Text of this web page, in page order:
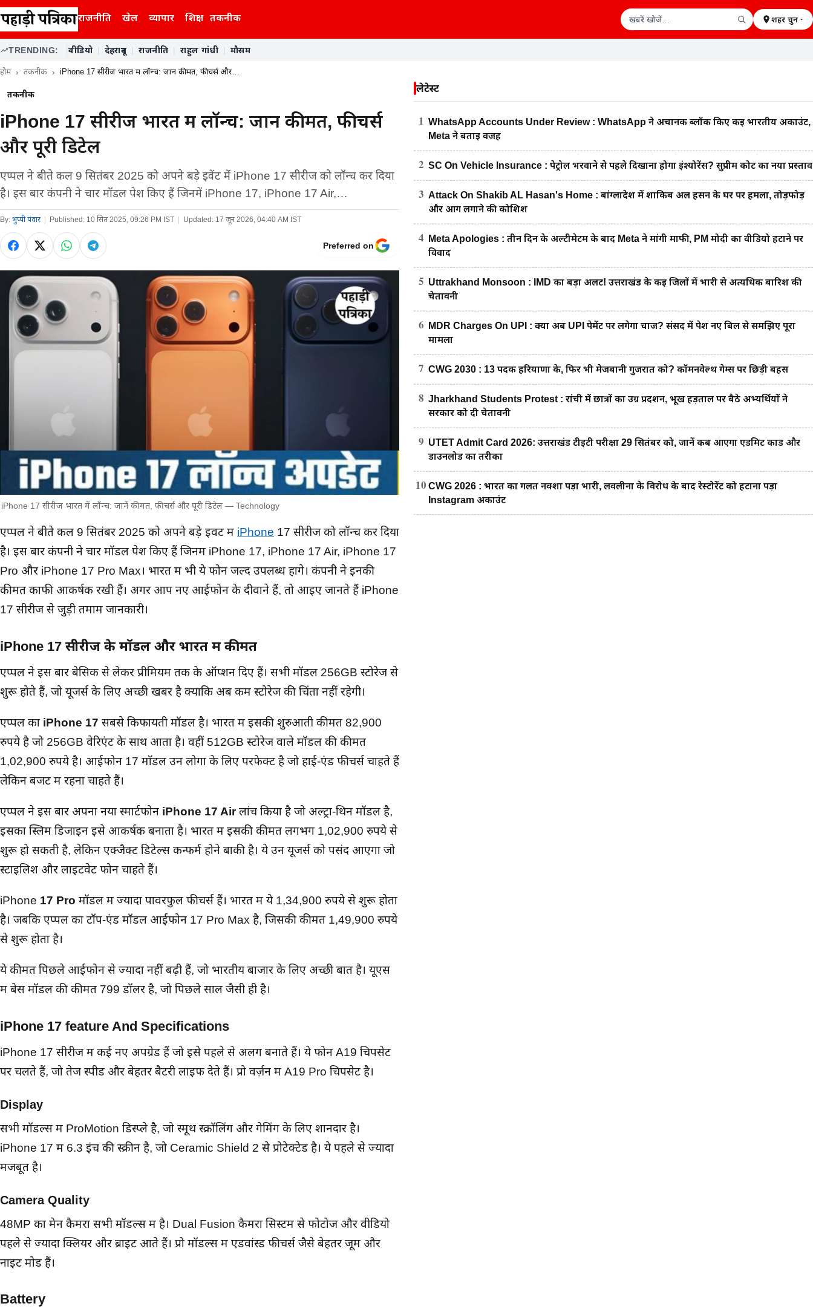
राजनीति खेल व्यापार शिक्षा
तकनीक
शहर चुनें
TRENDING: वीडियो | देहरादून | राजनीति | राहुल गांधी | मौसम
होम तकनीक iPhone 17 सीरीज भारत में लॉन्च: जानें कीमत, फीचर्स और…
तकनीक
iPhone 17 सीरीज भारत में लॉन्च: जानें कीमत, फीचर्स
और पूरी डिटेल
एप्पल ने बीते कल 9 सितंबर 2025 को अपने बड़े इवेंट में iPhone 17 सीरीज को लॉन्च कर दिया
है। इस बार कंपनी ने चार मॉडल पेश किए हैं जिनमें iPhone 17, iPhone 17 Air,…
By: भुप्पी पंवार Published: 10 सित 2025, 09:26 PM IST Updated: 17 जून 2026, 04:40 AM IST
Preferred on
iPhone 17 सीरीज भारत में लॉन्च: जानें कीमत, फीचर्स और पूरी डिटेल — Technology
मुख्य समाचार
एप्पल ने बीते कल 9 सितंबर 2025 को अपने बड़े इवेंट में iPhone 17 सीरीज को लॉन्च कर दिया
है। इस बार कंपनी ने चार मॉडल पेश किए हैं जिनमें iPhone 17, iPhone 17 Air, iPhone 17
Pro और iPhone 17 Pro Max। भारत में भी ये फोन जल्द उपलब्ध होंगे। कंपनी ने इनकी
कीमतें काफी आकर्षक रखी हैं। अगर आप नए आईफोन के दीवाने हैं, तो आइए जानते हैं iPhone
17 सीरीज से जुड़ी तमाम जानकारी।
iPhone 17 सीरीज के मॉडल और भारत में कीमतें
एप्पल ने इस बार बेसिक से लेकर प्रीमियम तक के ऑप्शन दिए हैं। सभी मॉडल 256GB स्टोरेज से
शुरू होते हैं, जो यूजर्स के लिए अच्छी खबर है क्योंकि अब कम स्टोरेज की चिंता नहीं रहेगी।
एप्पल का iPhone 17 सबसे किफायती मॉडल है। भारत में इसकी शुरुआती कीमत 82,900
रुपये है जो 256GB वेरिएंट के साथ आता है। वहीं 512GB स्टोरेज वाले मॉडल की कीमत
1,02,900 रुपये है। आईफोन 17 माॅडल उन लोगों के लिए परफेक्ट है जो हाई-एंड फीचर्स चाहते हैं
लेकिन बजट में रहना चाहते हैं।
एप्पल ने इस बार अपना नया स्मार्टफोन iPhone 17 Airलांच किया है जो अल्ट्रा-थिन मॉडल है,
इसका स्लिम डिजाइन इसे आकर्षक बनाता है। भारत में इसकी कीमत लगभग 1,02,900 रुपये से
शुरू हो सकती है, लेकिन एक्जैक्ट डिटेल्स कन्फर्म होने बाकी है। ये उन यूजर्स को पसंद आएगा जो
स्टाइलिश और लाइटवेट फोन चाहते हैं।
iPhone 17 Pro मॉडल में ज्यादा पावरफुल फीचर्स हैं। भारत में ये 1,34,900 रुपये से शुरू होता
है। जबकि एप्पल का टॉप-एंड मॉडल आईफोन 17 Pro Max है, जिसकी कीमत 1,49,900 रुपये
से शुरू होता है।
ये कीमतें पिछले आईफोन से ज्यादा नहीं बढ़ी हैं, जो भारतीय बाजार के लिए अच्छी बात है। यूएस
में बेस मॉडल की कीमत 799 डॉलर है, जो पिछले साल जैसी ही है।
iPhone 17 feature And Specifications
iPhone 17 सीरीज में कई नए अपग्रेड हैं जो इसे पहले से अलग बनाते हैं। ये फोन A19 चिपसेट
पर चलते हैं, जो तेज स्पीड और बेहतर बैटरी लाइफ देते हैं। प्रो वर्ज़न में A19 Pro चिपसेट है।
Display
सभी मॉडल्स में ProMotion डिस्प्ले है, जो स्मूथ स्क्रॉलिंग और गेमिंग के लिए शानदार है।
iPhone 17 में 6.3 इंच की स्क्रीन है, जो Ceramic Shield 2 से प्रोटेक्टेड है। ये पहले से ज्यादा
मजबूत है।
Camera Quality
48MP का मेन कैमरा सभी मॉडल्स में है। Dual Fusion कैमरा सिस्टम से फोटोज और वीडियो
पहले से ज्यादा क्लियर और ब्राइट आते हैं। प्रो मॉडल्स में एडवांस्ड फीचर्स जैसे बेहतर जूम और
नाइट मोड हैं।
Battery
लेटेस्ट
1 WhatsApp Accounts Under Review : WhatsApp ने अचानक ब्लॉक किए कई भारतीय अकाउंट,
Meta ने बताई वजह
2 SC On Vehicle Insurance : पेट्रोल भरवाने से पहले दिखाना होगा इंश्योरेंस? सुप्रीम कोर्ट का नया प्रस्ताव
3 Attack On Shakib AL Hasan's Home : बांग्लादेश में शाकिब अल हसन के घर पर हमला, तोड़फोड़
और आग लगाने की कोशिश
4
Meta Apologies : तीन दिन के अल्टीमेटम के बाद Meta ने मांगी माफी, PM मोदी का वीडियो हटाने पर
विवाद
5 Uttrakhand Monsoon : IMD का बड़ा अलर्ट! उत्तराखंड के कई जिलों में भारी से अत्यधिक बारिश की
चेतावनी
6
MDR Charges On UPI : क्या अब UPI पेमेंट पर लगेगा चार्ज? संसद में पेश नए बिल से समझिए पूरा
मामला
7 CWG 2030 : 13 पदक हरियाणा के, फिर भी मेजबानी गुजरात को? कॉमनवेल्थ गेम्स पर छिड़ी बहस
8 Jharkhand Students Protest : रांची में छात्रों का उग्र प्रदर्शन, भूख हड़ताल पर बैठे अभ्यर्थियों ने
सरकार को दी चेतावनी
9 UTET Admit Card 2026: उत्तराखंड टीईटी परीक्षा 29 सितंबर को, जानें कब आएगा एडमिट कार्ड और
डाउनलोड का तरीका
10 CWG 2026 : भारत का गलत नक्शा पड़ा भारी, लवलीना के विरोध के बाद रेस्टोरेंट को हटाना पड़ा
Instagram अकाउंट